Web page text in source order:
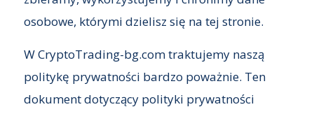
osobowe, którymi dzielisz się na tej stronie.
W CryptoTrading-bg.com traktujemy naszą
politykę prywatności bardzo poważnie. Ten
dokument dotyczący polityki prywatności